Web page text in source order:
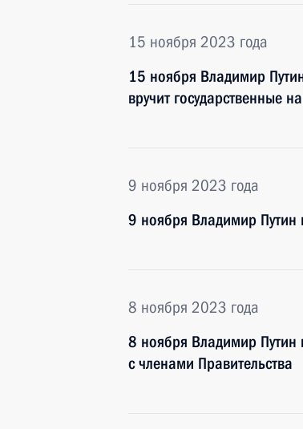
15 ноября 2023 года
15 ноября Владимир
вручит государственные
9 ноября 2023 года
9 ноября Владимир Путин
8 ноября 2023 года
8 ноября Владимир Путин
с членами Правительства